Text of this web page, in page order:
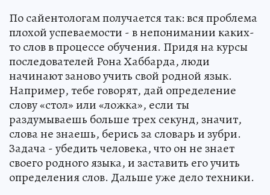
По сайентологам получается так: вся проблема
плохой успеваемости - в непонимании каких-
то слов в процессе обучения. Придя на курсы
последователей Рона Хаббарда, люди
начинают заново учить свой родной язык.
Например, тебе говорят, дай определение
слову «стол» или «ложка», если ты
раздумываешь больше трех секунд, значит,
слова не знаешь, берись за словарь и зубри.
Задача - убедить человека, что он не знает
своего родного языка, и заставить его учить
определения слов. Дальше уже дело техники.